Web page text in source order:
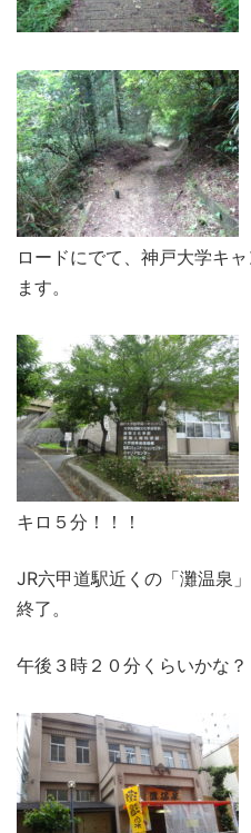
ロードにでて、神戸大学キ
ます。
キロ５分！！！
JR六甲道駅近くの「灘温泉
終了。
午後３時２０分くらいかな？